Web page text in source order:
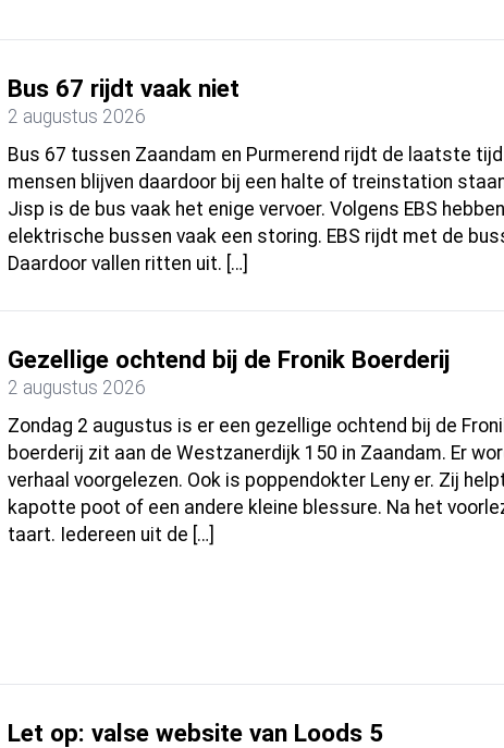
Bus 67 rijdt vaak niet
2 augustus 2026
Bus 67 tussen Zaandam en Purmerend rijdt de laatste tijd
mensen blijven daardoor bij een halte of treinstation
Jisp is de bus vaak het enige vervoer. Volgens EBS
elektrische bussen vaak een storing. EBS rijdt met de
Daardoor vallen ritten uit. […]
Gezellige ochtend bij de Fronik Boerderij
2 augustus 2026
Zondag 2 augustus is er een gezellige ochtend bij de
boerderij zit aan de Westzanerdijk 150 in Zaandam. Er
verhaal voorgelezen. Ook is poppendokter Leny er. Zij
kapotte poot of een andere kleine blessure. Na het
taart. Iedereen uit de […]
Let op: valse website van Loods 5